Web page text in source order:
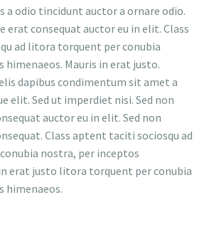
a odio tincidunt auctor a ornare odio.
erat consequat auctor eu in elit. Class
ad litora torquent per conubia
himenaeos. Mauris in erat justo.
dapibus condimentum sit amet a
elit. Sed ut imperdiet nisi. Sed non
auctor eu in elit. Sed non
Class aptent taciti sociosqu ad
nostra, per inceptos
erat justo litora torquent per conubia
himenaeos.